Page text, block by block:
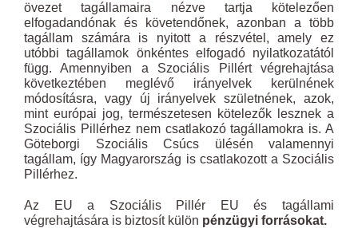
övezet tagállamaira nézve tartja kötelezően
elfogadandónak és követendőnek, azonban a több
tagállam számára is nyitott a részvétel, amely ez
utóbbi tagállamok önkéntes elfogadó nyilatkozatától
függ. Amennyiben a Szociális Pillért végrehajtása
következtében meglévő irányelvek kerülnének
módosításra, vagy új irányelvek születnének, azok,
mint európai jog, természetesen kötelezők lesznek a
Szociális Pillérhez nem csatlakozó tagállamokra is. A
Göteborgi Szociális Csúcs ülésén valamennyi
tagállam, így Magyarország is csatlakozott a Szociális
Pillérhez.
Az EU a Szociális Pillér EU és tagállami
végrehajtására is biztosít külön pénzügyi forrásokat.